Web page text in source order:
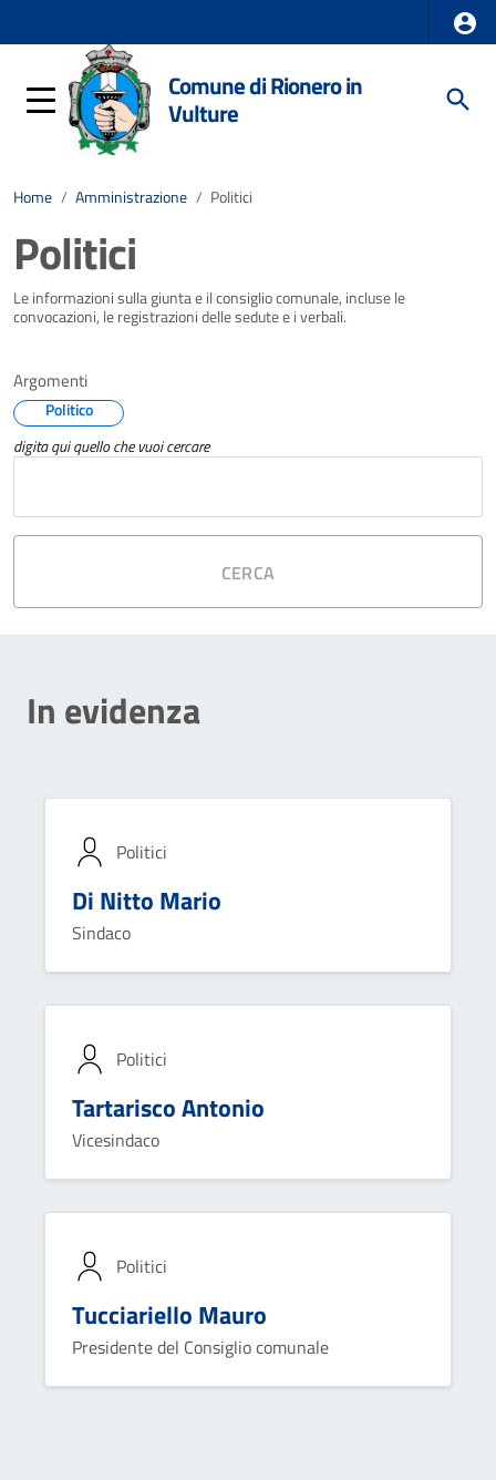
Comune di Rionero in
Vulture
Home / Amministrazione / Politici
Politici
Le informazioni sulla giunta e il consiglio comunale, incluse le
convocazioni, le registrazioni delle sedute e i verbali.
Argomenti
Politico
digita qui quello che vuoi cercare
CERCA
In evidenza
Politici
Di Nitto Mario
Sindaco
Politici
Tartarisco Antonio
Vicesindaco
Politici
Tucciariello Mauro
Presidente del Consiglio comunale